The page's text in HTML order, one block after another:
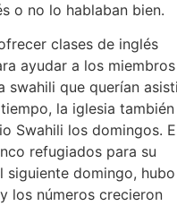
o no lo hablaban bien.
clases de inglés
ayudar a los miembros
swahili que querían
la iglesia también
Swahili los domingos.
refugiados para su
siguiente domingo, hubo
los números crecieron